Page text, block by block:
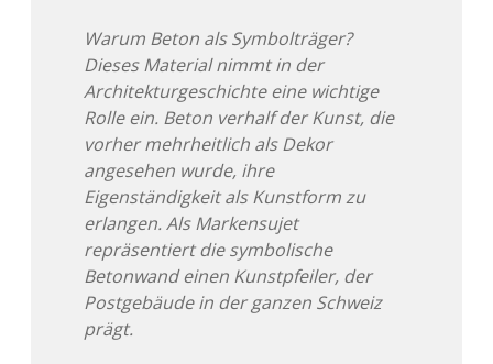
Warum Beton als Symbolträger?
Dieses Material nimmt in der
Architekturgeschichte eine wichtige
Rolle ein. Beton verhalf der Kunst, die
vorher mehrheitlich als Dekor
angesehen wurde, ihre
Eigenständigkeit als Kunstform zu
erlangen. Als Markensujet
repräsentiert die symbolische
Betonwand einen Kunstpfeiler, der
Postgebäude in der ganzen Schweiz
prägt.